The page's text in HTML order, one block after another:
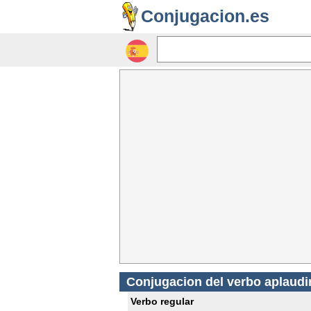
Conjugacion.es
Conjugacion del verbo
Verbo regular